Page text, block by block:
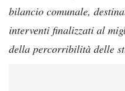
bilancio comunale,
interventi finalizzati al
della percorribilità delle